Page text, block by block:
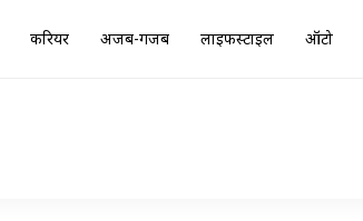
करियर अजब-गजब लाइफस्टाइल ऑटो